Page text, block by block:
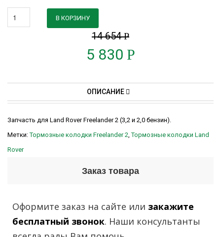
14 654Р
5 830 Р
В КОРЗИНУ
ОПИСАНИЕ
Запчасть для Land Rover Freelander 2 (3,2 и 2,0 бензин).
Метки:Тормозные колодки Freelander 2,Тормозные колодки Land
Rover
Заказ товара
Оформите заказ на сайте или закажите
бесплатный звонок. Наши консультанты